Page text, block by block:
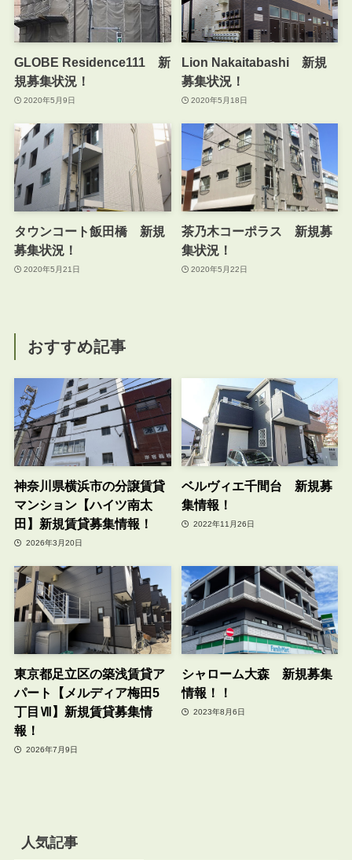
GLOBE Residence111 新
規募集状況！
2020年5月9日
Lion Nakaitabashi 新規
募集状況！
2020年5月18日
タウンコート飯田橋 新規
募集状況！
2020年5月21日
茶乃木コーポラス 新規募
集状況！
2020年5月22日
おすすめ記事
神奈川県横浜市の分譲賃貸
マンション【ハイツ南太
田】新規賃貸募集情報！
2026年3月20日
ベルヴィエ千間台 新規募
集情報！
2022年11月26日
東京都足立区の築浅賃貸ア
パート【メルディア梅田5
丁目Ⅶ】新規賃貸募集情
報！
2026年7月9日
シャローム大森 新規募集
情報！！
2023年8月6日
人気記事